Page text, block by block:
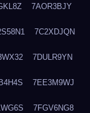
7AOR3BJY
7C2XDJQN
7DULR9YN
7EE3M9WJ
7FGV6NG8